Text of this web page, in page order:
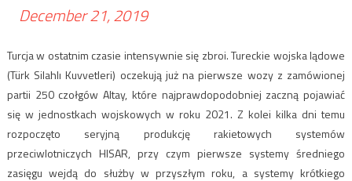
December 21, 2019
Turcja w ostatnim czasie intensywnie się zbroi. Tureckie wojska lądowe
(Türk Silahlı Kuvvetleri) oczekują już na pierwsze wozy z zamówionej
partii 250 czołgów Altay, które najprawdopodobniej zaczną pojawiać
się w jednostkach wojskowych w roku 2021. Z kolei kilka dni temu
rozpoczęto seryjną produkcję rakietowych systemów
przeciwlotniczych HISAR, przy czym pierwsze systemy średniego
zasięgu wejdą do służby w przyszłym roku, a systemy krótkiego